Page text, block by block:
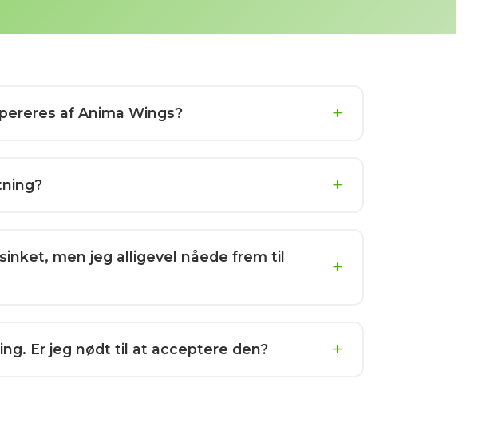
af Anima Wings?
men jeg alligevel nåede frem til
Er jeg nødt til at acceptere den?